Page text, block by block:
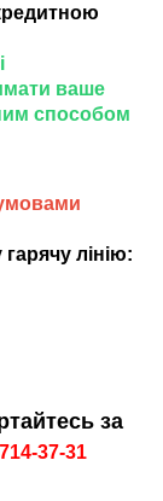
ваше
способом
лінію:
за
37-31